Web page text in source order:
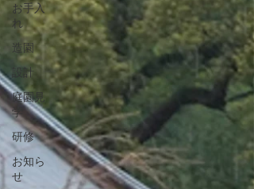
お手入
れ
造園
設計
庭園見
学
研修
お知ら
せ